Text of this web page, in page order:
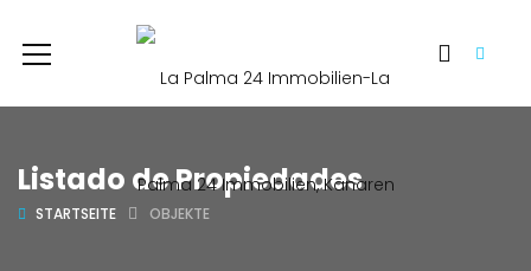
Listado de Propiedades
STARTSEITE OBJEKTE